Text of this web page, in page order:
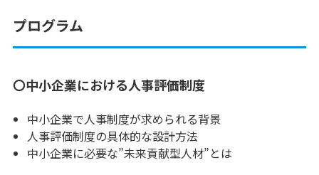
プログラム
〇中小企業における人事評価制度
中小企業で人事制度が求められる背景
人事評価制度の具体的な設計方法
中小企業に必要な”未来貢献型人材”とは